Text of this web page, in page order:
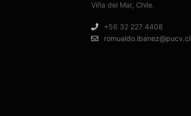
Viña del Mar, Chile.
+56 32 227 4408
romualdo.ibanez@pucv.cl